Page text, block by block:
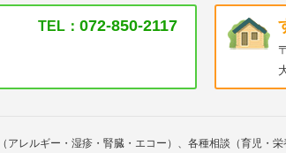
TEL： 072-850-2117
レルギー・湿疹・腎臓・エコー）、各種相談（育児・栄